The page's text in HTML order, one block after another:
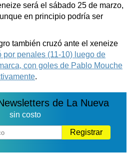
Transportes
Loterías
Fúnebres
Edictos
Teléfonos de urgencia
será el sábado 25 de marzo,
en principio podría ser
también cruzó ante el xeneize
por penales (11-10) luego de
con goles de Pablo Mouche
.
de La Nueva
sin costo
Registrar